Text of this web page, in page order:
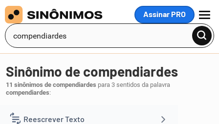
Assinar PRO
MENU
Reescrever Texto
Sinônimo de compendiardes
11 sinônimos de compendiardes para 3 sentidos da palavra
compendiardes:
1 recopilardes.